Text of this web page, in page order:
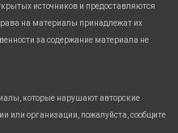
источников и предоставляются
на материалы принадлежат их
за содержание материала не
которые нарушают авторские
организации, пожалуйста, сообщите